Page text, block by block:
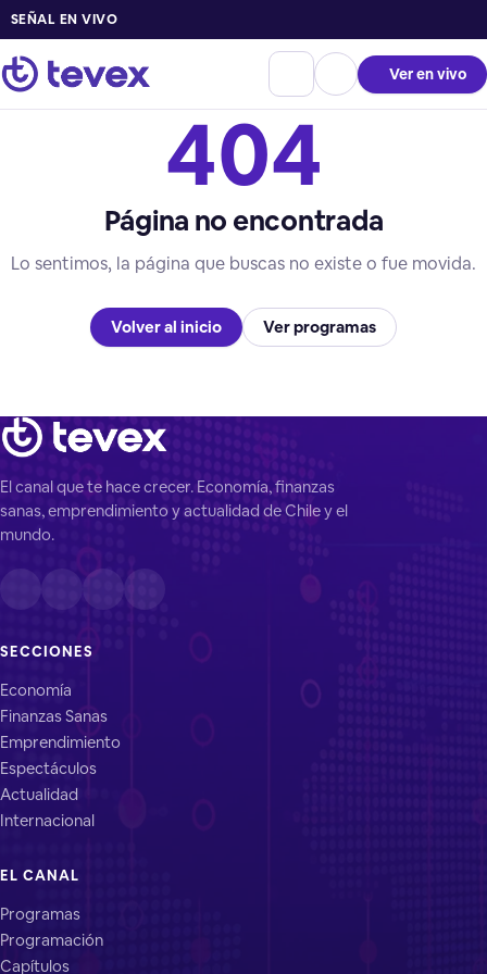
SEÑAL EN VIVO
Ver en vivo
404
Página no encontrada
Lo sentimos, la página que buscas no existe o fue movida.
Volver al inicio Ver programas
El canal que te hace crecer. Economía, finanzas
sanas, emprendimiento y actualidad de Chile y el
mundo.
SECCIONES
Economía
Finanzas Sanas
Emprendimiento
Espectáculos
Actualidad
Internacional
EL CANAL
Programas
Programación
Capítulos